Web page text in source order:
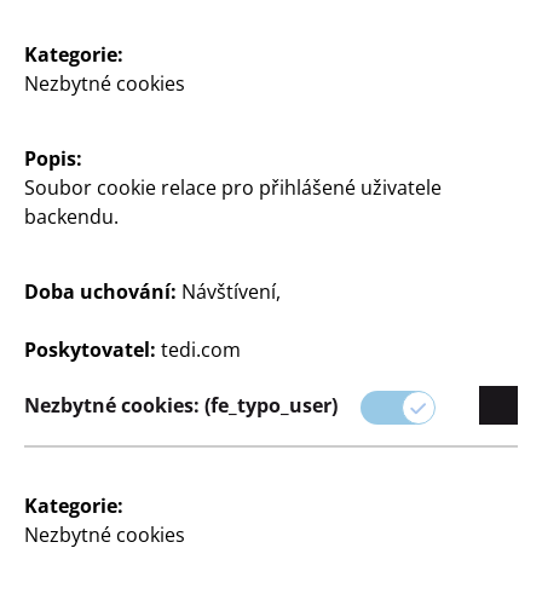
104 Articles
Hračky
se světlem a zvukem,
x AA), včetně baterií, cena
300
cca 13 cm, různé barvy a
designy, na baterie (4 x
AA), bez baterií, cena
Kategorie:
Nezbytné cookies
Popis:
Soubor cookie relace pro přihlášené uživatele
backendu.
Doba uchování: Návštívení,
Poskytovatel: tedi.com
Nezbytné cookies: (fe_typo_user)
Kategorie:
Nezbytné cookies